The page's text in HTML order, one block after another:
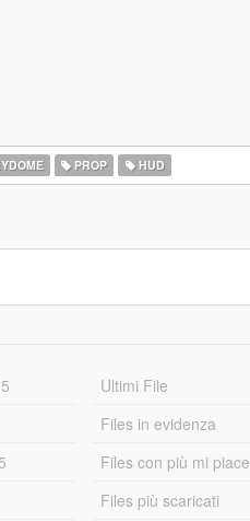
PROP HUD
Ultimi File
Files in evidenza
Files con più mi piace
Files più scaricati